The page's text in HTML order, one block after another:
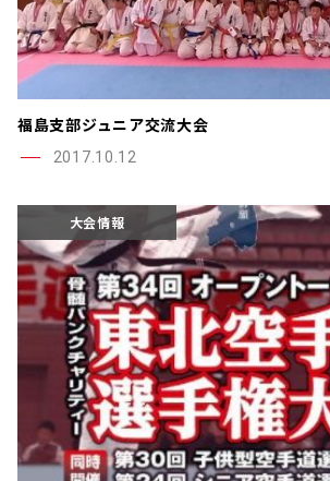
福島支部ジュニア交流大会
2017.10.12
大会情報